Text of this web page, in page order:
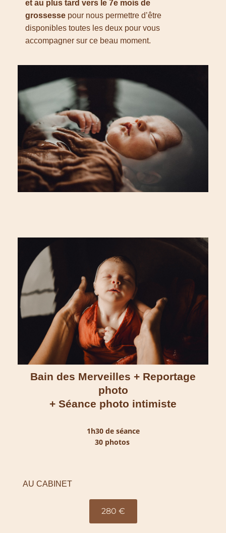
et au plus tard vers le 7e mois de
grossesse pour nous permettre d’être
disponibles toutes les deux pour vous
accompagner sur ce beau moment.
Bain des Merveilles + Reportage
photo
+ Séance photo intimiste
1h30 de séance
30 photos
AU CABINET
280 €